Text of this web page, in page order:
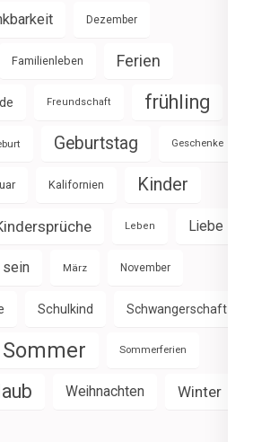
Dezember
Familienleben Ferien
Freundschaft frühling
Geburtstag Geschenke
Kalifornien Kinder
Leben Liebe
sein März November
Schulkind Schwangerschaft
Sommer Sommerferien
Weihnachten Winter